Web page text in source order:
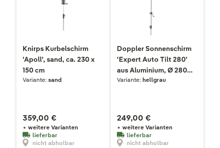
Knirps Kurbelschirm
'Apoll', sand, ca. 230 x
150 cm
Variante: sand
359,00 €
+ weitere Varianten
lieferbar
nicht abholbar
Doppler Sonnenschirm
'Expert Auto Tilt 280'
aus Aluminium, Ø 280
cm
Variante: hellgrau
249,00 €
+ weitere Varianten
lieferbar
nicht abholbar